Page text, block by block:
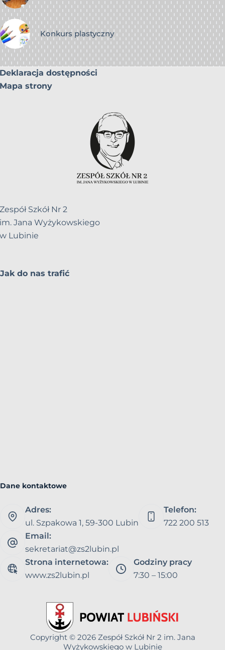
Konkurs plastyczny
Deklaracja dostępności
Mapa strony
Zespół Szkół Nr 2
im. Jana Wyżykowskiego
w Lubinie
Jak do nas trafić
Dane kontaktowe
Adres:
ul. Szpakowa 1, 59-300 Lubin
Telefon:
722 200 513
Email:
sekretariat@zs2lubin.pl
Strona internetowa:
www.zs2lubin.pl
Godziny pracy
7:30 – 15:00
Copyright © 2026 Zespół Szkół Nr 2 im. Jana
Wyżykowskiego w Lubinie